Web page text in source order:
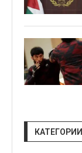
КАТЕГОРИИ